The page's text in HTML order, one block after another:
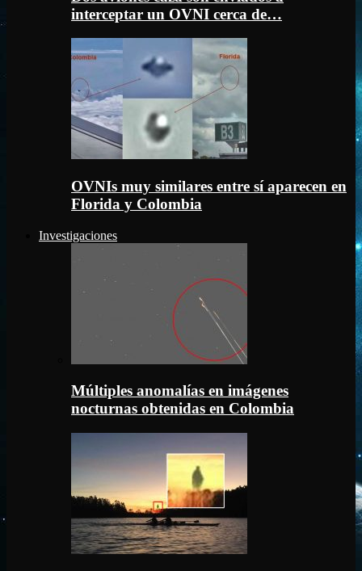
interceptar un OVNI cerca de…
OVNIs muy similares entre sí aparecen en
Florida y Colombia
Investigaciones
Múltiples anomalías en imágenes
nocturnas obtenidas en Colombia